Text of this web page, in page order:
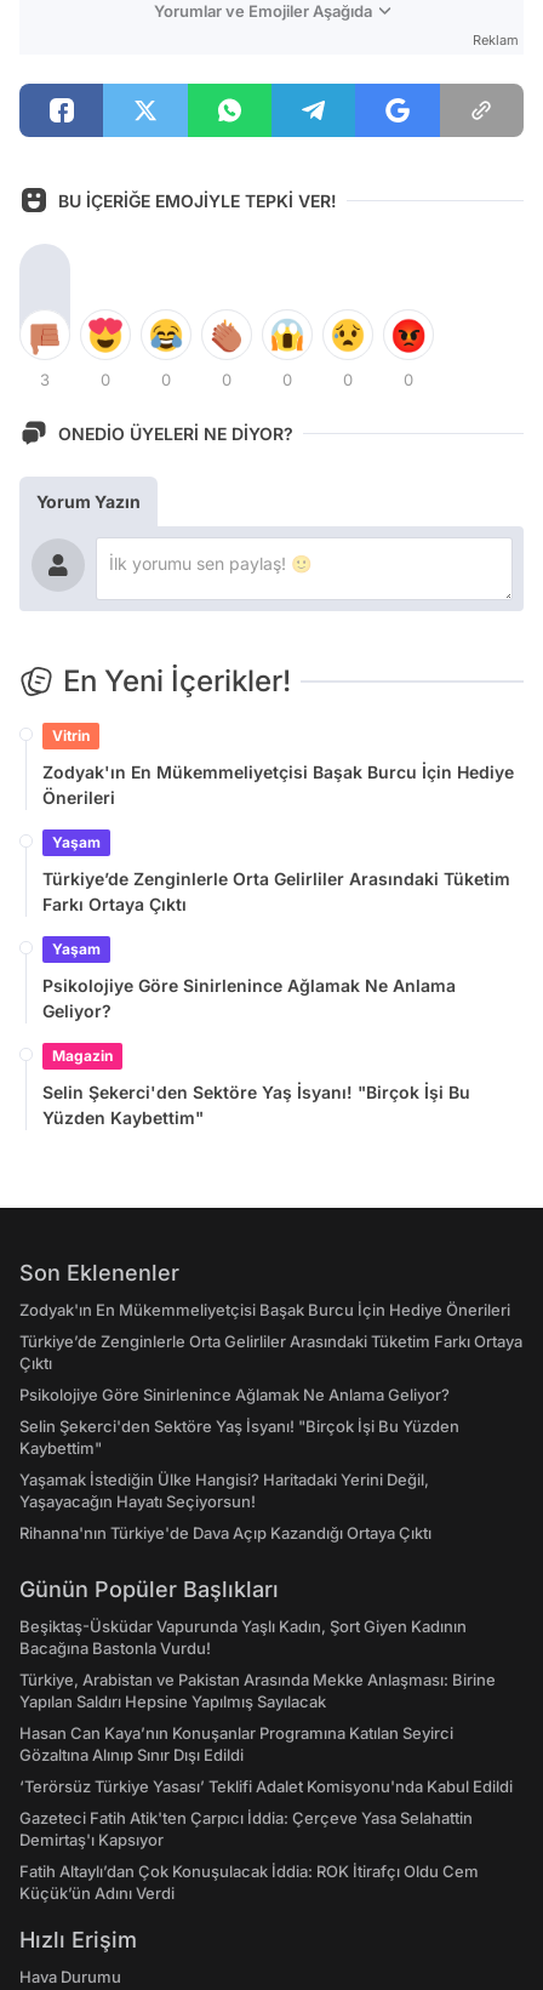
Yorumlar ve Emojiler Aşağıda
Reklam
BU İÇERİĞE EMOJİYLE TEPKİ VER!
3 0 0 0 0 0 0
ONEDİO ÜYELERİ NE DİYOR?
Yorum Yazın
En Yeni İçerikler!
Vitrin
Zodyak'ın En Mükemmeliyetçisi Başak Burcu İçin Hediye
Önerileri
Yaşam
Türkiye’de Zenginlerle Orta Gelirliler Arasındaki Tüketim
Farkı Ortaya Çıktı
Yaşam
Psikolojiye Göre Sinirlenince Ağlamak Ne Anlama
Geliyor?
Magazin
Selin Şekerci'den Sektöre Yaş İsyanı! "Birçok İşi Bu
Yüzden Kaybettim"
Son Eklenenler
Zodyak'ın En Mükemmeliyetçisi Başak Burcu İçin Hediye Önerileri
Türkiye’de Zenginlerle Orta Gelirliler Arasındaki Tüketim Farkı Ortaya
Çıktı
Psikolojiye Göre Sinirlenince Ağlamak Ne Anlama Geliyor?
Selin Şekerci'den Sektöre Yaş İsyanı! "Birçok İşi Bu Yüzden
Kaybettim"
Yaşamak İstediğin Ülke Hangisi? Haritadaki Yerini Değil,
Yaşayacağın Hayatı Seçiyorsun!
Rihanna'nın Türkiye'de Dava Açıp Kazandığı Ortaya Çıktı
Günün Popüler Başlıkları
Beşiktaş-Üsküdar Vapurunda Yaşlı Kadın, Şort Giyen Kadının
Bacağına Bastonla Vurdu!
Türkiye, Arabistan ve Pakistan Arasında Mekke Anlaşması: Birine
Yapılan Saldırı Hepsine Yapılmış Sayılacak
Hasan Can Kaya’nın Konuşanlar Programına Katılan Seyirci
Gözaltına Alınıp Sınır Dışı Edildi
‘Terörsüz Türkiye Yasası’ Teklifi Adalet Komisyonu'nda Kabul Edildi
Gazeteci Fatih Atik'ten Çarpıcı İddia: Çerçeve Yasa Selahattin
Demirtaş'ı Kapsıyor
Fatih Altaylı’dan Çok Konuşulacak İddia: ROK İtirafçı Oldu Cem
Küçük’ün Adını Verdi
Hızlı Erişim
Hava Durumu